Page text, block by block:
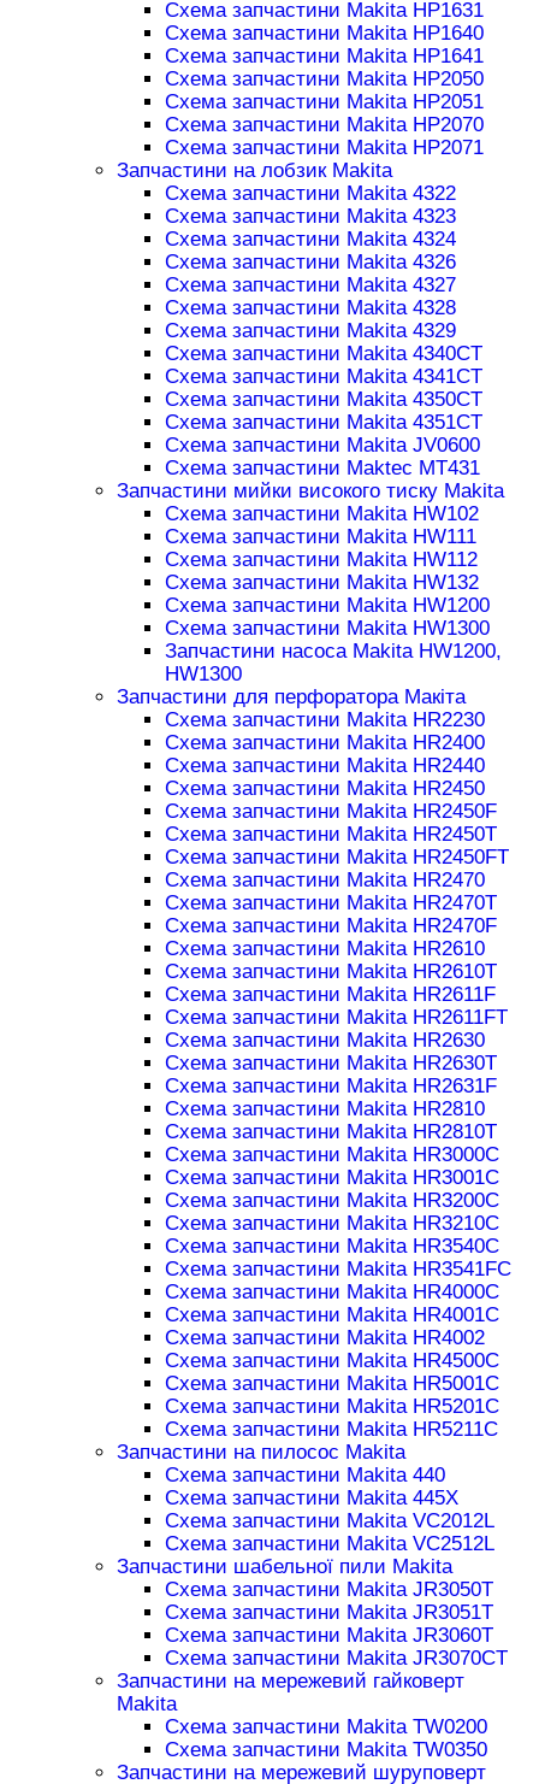
Схема запчастини Makita HP1631
Схема запчастини Makita HP1640
Схема запчастини Makita HP1641
Схема запчастини Makita HP2050
Схема запчастини Makita HP2051
Схема запчастини Makita HP2070
Схема запчастини Makita HP2071
Запчастини на лобзик Makita
Схема запчастини Makita 4322
Схема запчастини Makita 4323
Схема запчастини Makita 4324
Схема запчастини Makita 4326
Схема запчастини Makita 4327
Схема запчастини Makita 4328
Схема запчастини Makita 4329
Схема запчастини Makita 4340CT
Схема запчастини Makita 4341CT
Схема запчастини Makita 4350CT
Схема запчастини Makita 4351CT
Схема запчастини Makita JV0600
Схема запчастини Maktec MT431
Запчастини мийки високого тиску Makita
Схема запчастини Makita HW102
Схема запчастини Makita HW111
Схема запчастини Makita HW112
Схема запчастини Makita HW132
Схема запчастини Makita HW1200
Схема запчастини Makita HW1300
Запчастини насоса Makita HW1200,
HW1300
Запчастини для перфоратора Макіта
Схема запчастини Makita HR2230
Схема запчастини Makita HR2400
Схема запчастини Makita HR2440
Схема запчастини Makita HR2450
Схема запчастини Makita HR2450F
Схема запчастини Makita HR2450T
Схема запчастини Makita HR2450FT
Схема запчастини Makita HR2470
Схема запчастини Makita HR2470T
Схема запчастини Makita HR2470F
Схема запчастини Makita HR2610
Схема запчастини Makita HR2610T
Схема запчастини Makita HR2611F
Схема запчастини Makita HR2611FT
Схема запчастини Makita HR2630
Схема запчастини Makita HR2630T
Схема запчастини Makita HR2631F
Схема запчастини Makita HR2810
Схема запчастини Makita HR2810T
Схема запчастини Makita HR3000C
Схема запчастини Makita HR3001C
Схема запчастини Makita HR3200C
Схема запчастини Makita HR3210C
Схема запчастини Makita HR3540C
Схема запчастини Makita HR3541FC
Схема запчастини Makita HR4000C
Схема запчастини Makita HR4001C
Схема запчастини Makita HR4002
Схема запчастини Makita HR4500C
Схема запчастини Makita HR5001C
Схема запчастини Makita HR5201C
Схема запчастини Makita HR5211C
Запчастини на пилосос Makita
Схема запчастини Makita 440
Схема запчастини Makita 445X
Схема запчастини Makita VC2012L
Схема запчастини Makita VC2512L
Запчастини шабельної пили Makita
Схема запчастини Makita JR3050T
Схема запчастини Makita JR3051T
Схема запчастини Makita JR3060T
Схема запчастини Makita JR3070CT
Запчастини на мережевий гайковерт
Makita
Схема запчастини Makita TW0200
Схема запчастини Makita TW0350
Запчастини на мережевий шуруповерт